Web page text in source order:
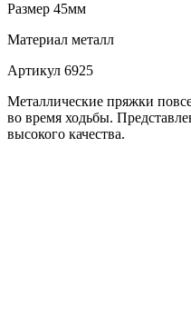
Размер 45мм
Материал металл
Артикул 6925
Металлические пряжки
во время ходьбы.
высокого качества.